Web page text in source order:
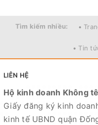
Tìm kiếm nhiều: •
• Tin
LIÊN HỆ
Hộ kinh doanh Không
Giấy đăng ký kinh
kinh tế UBND quận